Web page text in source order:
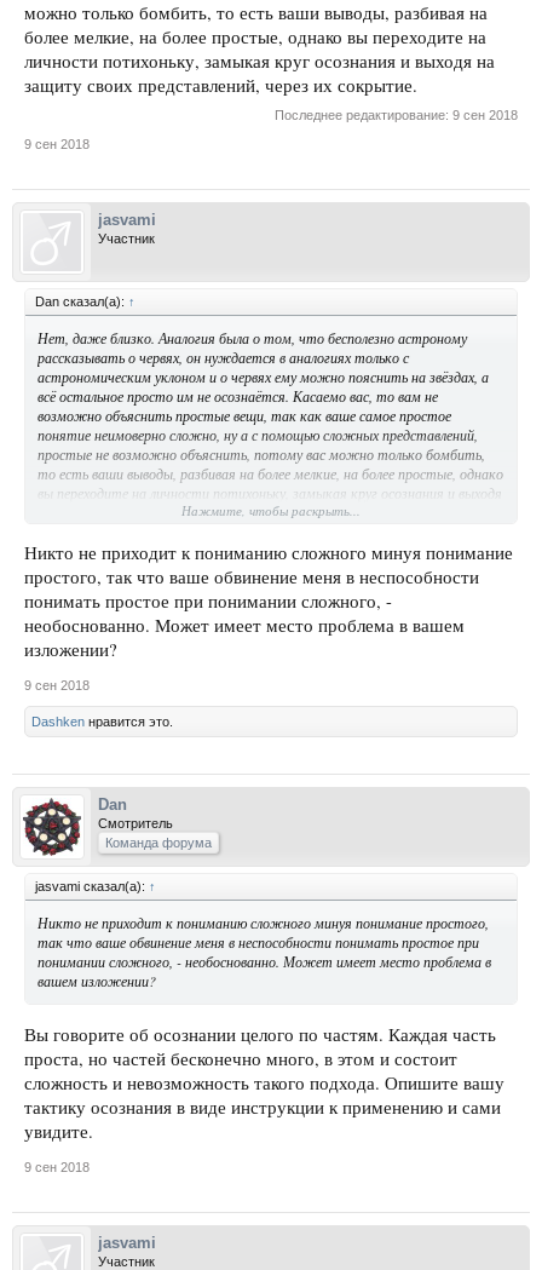
можно только бомбить, то есть ваши выводы, разбивая на
более мелкие, на более простые, однако вы переходите на
личности потихоньку, замыкая круг осознания и выходя на
защиту своих представлений, через их сокрытие.
Последнее редактирование: 9 сен 2018
9 сен 2018
jasvami
Участник
Dan сказал(а): ↑
Нет, даже близко. Аналогия была о том, что бесполезно астроному
рассказывать о червях, он нуждается в аналогиях только с
астрономическим уклоном и о червях ему можно пояснить на звёздах, а
всё остальное просто им не осознаётся. Касаемо вас, то вам не
возможно объяснить простые вещи, так как ваше самое простое
понятие неимоверно сложно, ну а с помощью сложных представлений,
простые не возможно объяснить, потому вас можно только бомбить,
то есть ваши выводы, разбивая на более мелкие, на более простые, однако
вы переходите на личности потихоньку, замыкая круг осознания и выходя
на защиту своих представлений, через их сокрытие.
Нажмите, чтобы раскрыть...
Никто не приходит к пониманию сложного минуя понимание
простого, так что ваше обвинение меня в неспособности
понимать простое при понимании сложного, -
необоснованно. Может имеет место проблема в вашем
изложении?
9 сен 2018
Dashken нравится это.
Dan
Смотритель
Команда форума
jasvami сказал(а): ↑
Никто не приходит к пониманию сложного минуя понимание простого,
так что ваше обвинение меня в неспособности понимать простое при
понимании сложного, - необоснованно. Может имеет место проблема в
вашем изложении?
Вы говорите об осознании целого по частям. Каждая часть
проста, но частей бесконечно много, в этом и состоит
сложность и невозможность такого подхода. Опишите вашу
тактику осознания в виде инструкции к применению и сами
увидите.
9 сен 2018
jasvami
Участник